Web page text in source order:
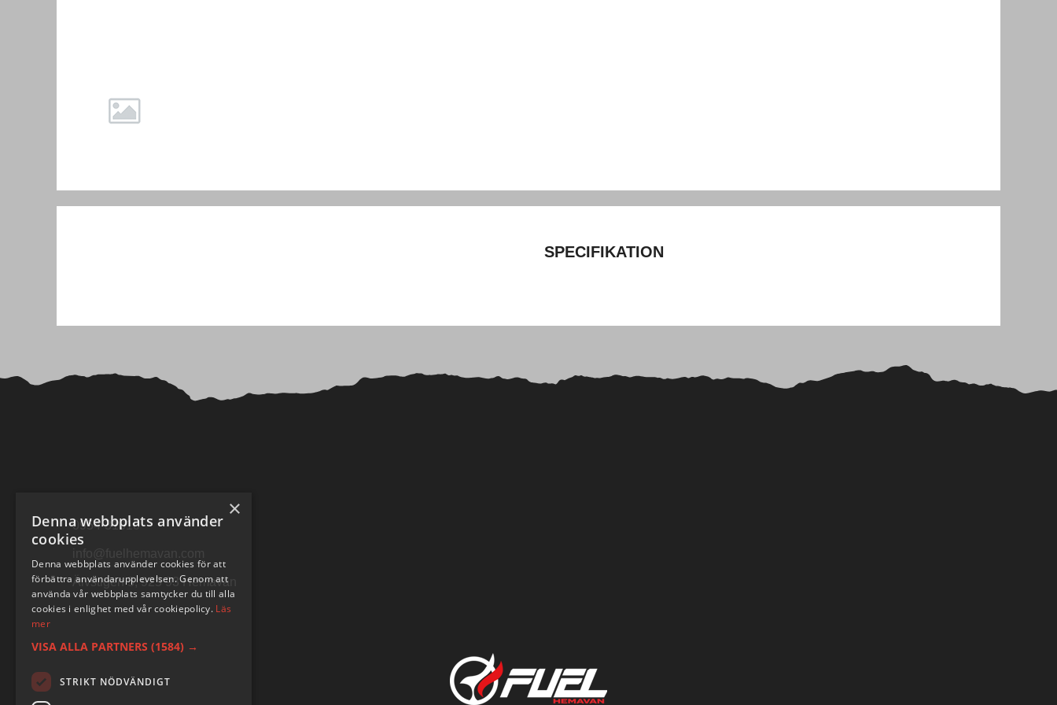
SPECIFIKATION
0954-31010
Älvstigen 5, 925 93 Hemavan
×
Denna webbplats använder
cookies
Denna webbplats använder cookies för att
förbättra användarupplevelsen. Genom att
använda vår webbplats samtycker du till alla
cookies i enlighet med vår cookiepolicy. Läs
mer
VISA ALLA PARTNERS (1584) →
STRIKT NÖDVÄNDIGT